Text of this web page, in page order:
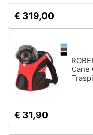
€ 319,00
Cane
€ 31,90